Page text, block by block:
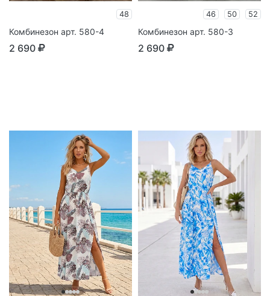
48
Комбинезон арт. 580-4
2 690
46 50 52
Комбинезон арт. 580-3
2 690